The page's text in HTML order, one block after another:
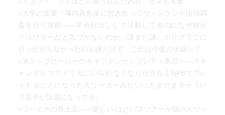
○大学の先輩・塚内真先輩に付き合ってヴィジランテ街頭調
査を行う灰廻——半分顔出しして活動してるのになぜ彼が
クロウラーだと気づかないのか、謎また謎。ポリグラフに
引っかからなかったのも謎だけど、これは今後の伏線か？
○米トップヒーローのキャプテンセレブレティ来日——スキ
ャンダルでアメリカにいられなくなり仕方なくNPBでプレ
イすることになった大リーガーみたい（たまたま今そうい
う選手が話題になってる）。
○コーイチの母上京——楽しい はとバスツアーが猫バスヴィ